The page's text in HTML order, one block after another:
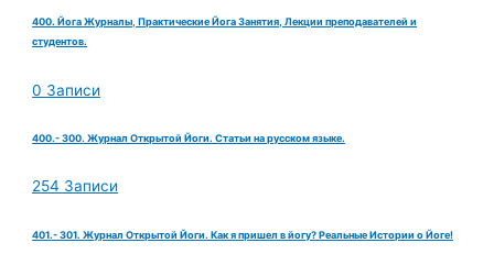
400. Йога Журналы, Практические Йога Занятия, Лекции преподавателей и
студентов.
0 Записи
400.- 300. Журнал Открытой Йоги. Статьи на русском языке.
254 Записи
401.- 301. Журнал Открытой Йоги. Как я пришел в йогу? Реальные Истории о Йоге!